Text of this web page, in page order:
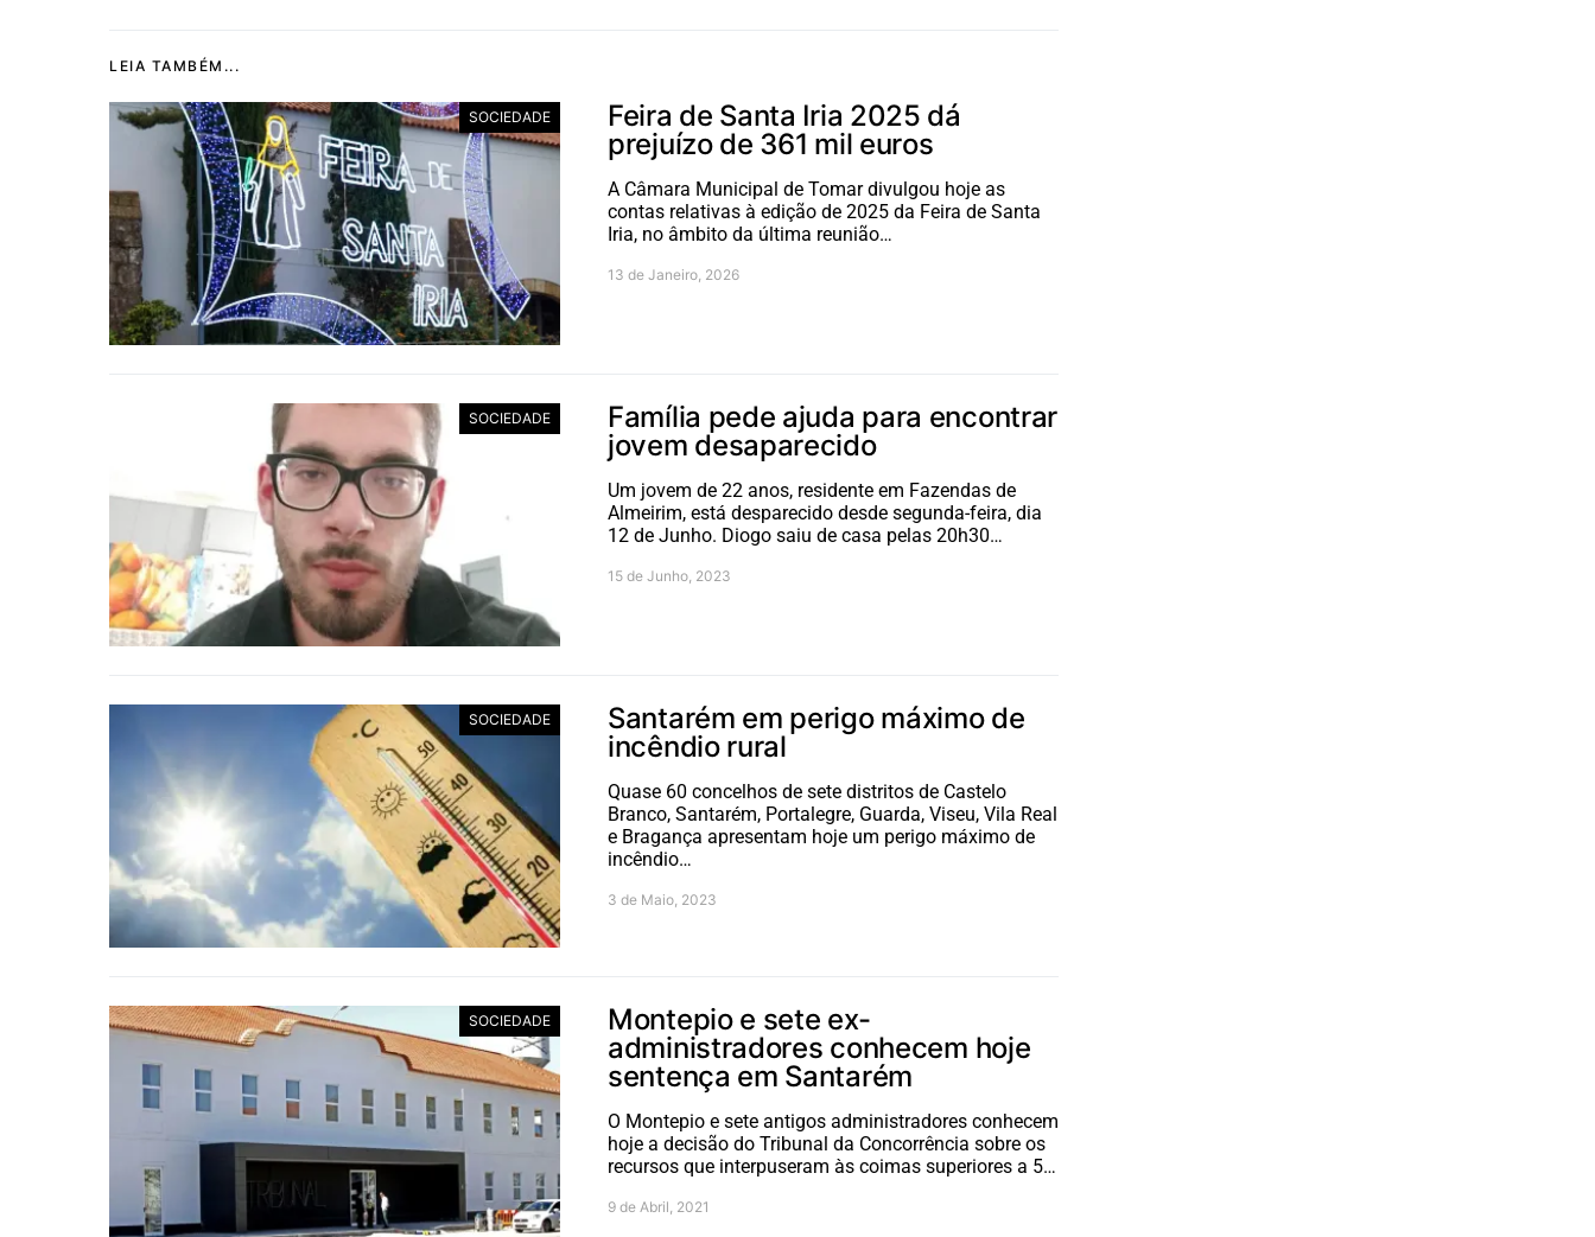
LEIA TAMBÉM...
SOCIEDADE
Feira de Santa Iria 2025 dá
prejuízo de 361 mil euros
A Câmara Municipal de Tomar divulgou hoje as
contas relativas à edição de 2025 da Feira de Santa
Iria, no âmbito da última reunião…
13 de Janeiro, 2026
SOCIEDADE
Família pede ajuda para encontrar
jovem desaparecido
Um jovem de 22 anos, residente em Fazendas de
Almeirim, está desparecido desde segunda-feira, dia
12 de Junho. Diogo saiu de casa pelas 20h30…
15 de Junho, 2023
SOCIEDADE
Santarém em perigo máximo de
incêndio rural
Quase 60 concelhos de sete distritos de Castelo
Branco, Santarém, Portalegre, Guarda, Viseu, Vila Real
e Bragança apresentam hoje um perigo máximo de
incêndio…
3 de Maio, 2023
SOCIEDADE
Montepio e sete ex-
administradores conhecem hoje
sentença em Santarém
O Montepio e sete antigos administradores conhecem
hoje a decisão do Tribunal da Concorrência sobre os
recursos que interpuseram às coimas superiores a 5…
9 de Abril, 2021